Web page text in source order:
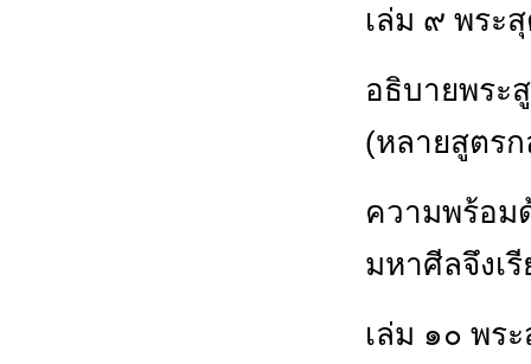
เล่ม ๙ พระ
อธิบายพระ
(หลายสูตร
ความพร้อม
มหาศีลจึงเ
เล่ม ๑๐ พร